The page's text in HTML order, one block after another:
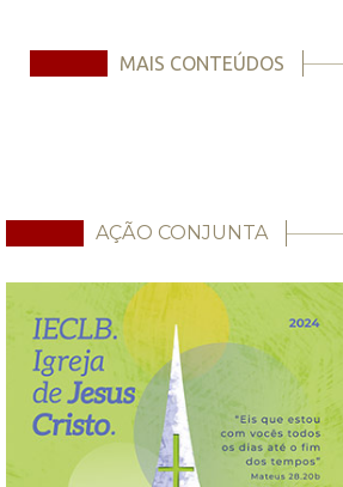
MAIS CONTEÚDOS
AÇÃO CONJUNTA